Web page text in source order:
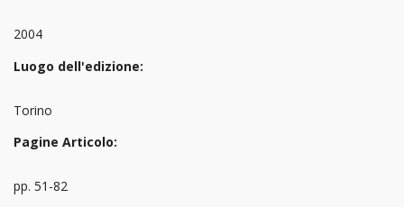
2004
Luogo dell'edizione:
Torino
Pagine Articolo:
pp. 51-82